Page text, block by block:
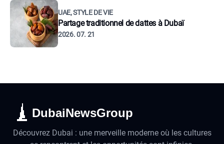
UAE, STYLE DE VIE
Partage traditionnel de dattes à Dubaï
2026. 07. 21
DubaiNewsGroup
Découvrez Dubai : une merveille moderne où les cultures